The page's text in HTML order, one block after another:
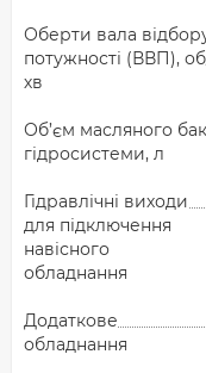
Оберти вала
потужності (ВВП),
хв
Об’єм масляного
гідросистеми, л
Гідравлічні виходи
для підключення
навісного
обладнання
Додаткове
обладнання